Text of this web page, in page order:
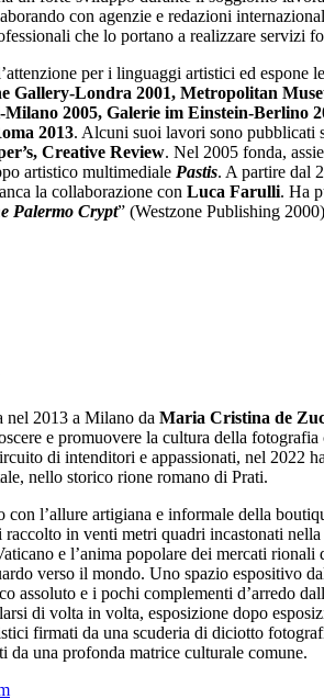
con agenzie e redazioni
che lo portano a realizzare servizi
per i linguaggi artistici ed espone
Gallery-Londra 2001, Metropolitan
2005, Galerie im Einstein-Berlino
2013. Alcuni suoi lavori sono pubblicati
Creative Review. Nel 2005 fonda,
artistico multimediale Pastis. A partire dal
la collaborazione con Luca Farulli. Ha
Palermo Crypt” (Westzone Publishing
nel 2013 a Milano da Maria Cristina de
e promuovere la cultura della fotografia
di intenditori e appassionati, nel 2022
nello storico rione romano di Prati.
con l’allure artigiana e informale della
in venti metri quadri incastonati
e l’anima popolare dei mercati
verso il mondo. Uno spazio espositivo
assoluto e i pochi complementi d’arredo
di volta in volta, esposizione dopo
firmati da una scuderia di diciotto
da una profonda matrice culturale comune.